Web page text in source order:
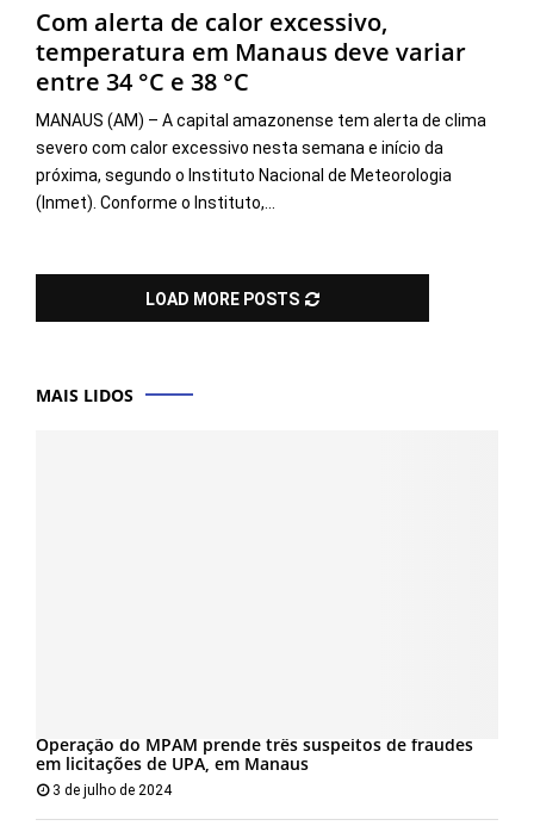
Com alerta de calor excessivo,
temperatura em Manaus deve variar
entre 34 °C e 38 °C
MANAUS (AM) – A capital amazonense tem alerta de clima
severo com calor excessivo nesta semana e início da
próxima, segundo o Instituto Nacional de Meteorologia
(Inmet). Conforme o Instituto,...
LOAD MORE POSTS
MAIS LIDOS
Operação do MPAM prende três suspeitos de fraudes
em licitações de UPA, em Manaus
3 de julho de 2024